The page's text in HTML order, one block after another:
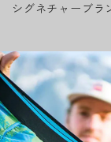
シグネチャーブラ